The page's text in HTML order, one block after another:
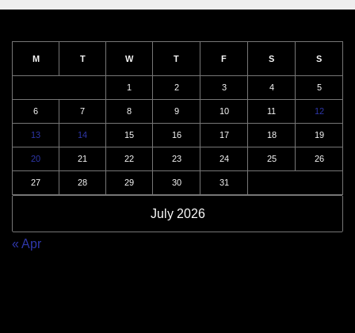
July 2026
M T W T F S S
1 2 3 4 5
6 7 8 9 10 11 12
13 14 15 16 17 18 19
20 21 22 23 24 25 26
27 28 29 30 31
« Apr